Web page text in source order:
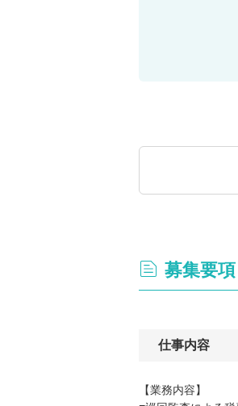
募集要項
仕事内容
【業務内容】